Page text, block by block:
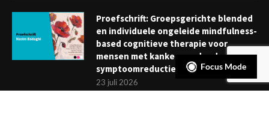
Proefschrift: Groepsgerichte blended
en individuele ongeleide mindfulness-
based cognitieve therapie voor
mensen met kanker: verder dan
symptoomreductie
23 juli 2026
Focus Mode